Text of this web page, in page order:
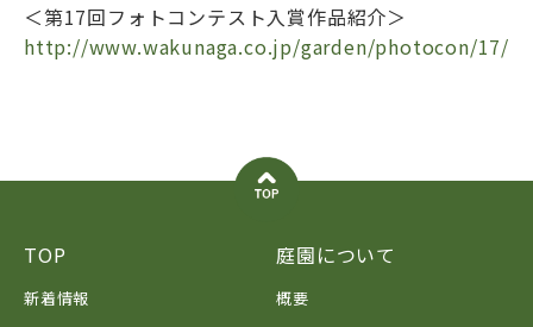
＜第17回フォトコンテスト入賞作品紹介＞
http://www.wakunaga.co.jp/garden/photocon/17/
TOP
新着情報
庭園について
概要